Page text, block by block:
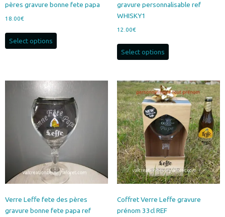
pères gravure bonne fete papa
18.00€
Select options
gravure personnalisable ref
WHISKY1
12.00€
Select options
Verre Leffe fete des pères
gravure bonne fete papa ref
Coffret Verre Leffe gravure
prénom 33cl REF